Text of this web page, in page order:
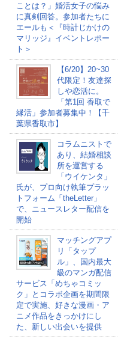
ことは？」婚活女子の悩み
に真剣回答。参加者たちに
エールも＜『時計じかけの
マリッジ』イベントレポー
ト＞
【6/20】20~30
代限定！友達探
しや恋活に。
「第1回 香取で
縁活」参加者募集中！【千
葉県香取市】
コラムニストで
あり、結婚相談
所を運営する
「ウイケンタ」
氏が、プロ向け執筆プラッ
トフォーム「theLetter」
で、ニュースレター配信を
開始
マッチングアプ
リ「タップ
ル」、国内最大
級のマンガ配信
サービス「めちゃコミッ
ク」とコラボ企画を期間限
定で実施、好きな漫画・ア
ニメ作品をきっかけにし
た、新しい出会いを提供